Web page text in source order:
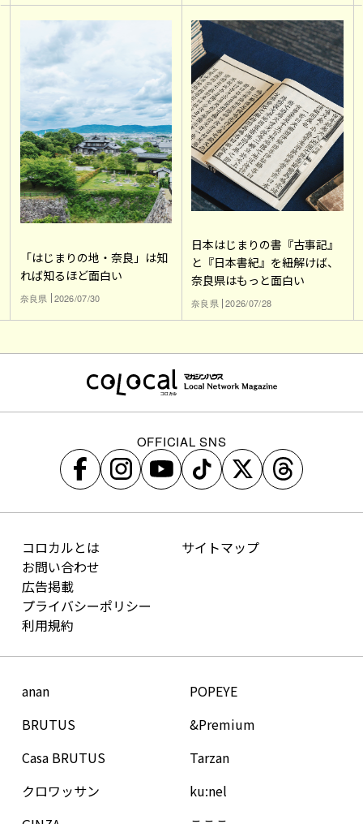
「はじまりの地・奈良」は知
れば知るほど面白い
奈良県 2026/07/30
日本はじまりの書『古事記』
と『日本書紀』を紐解けば、
奈良県はもっと面白い
奈良県 2026/07/28
OFFICIAL SNS
コロカルとは
お問い合わせ
広告掲載
プライバシーポリシー
利用規約
サイトマップ
anan
BRUTUS
Casa BRUTUS
クロワッサン
POPEYE
&Premium
Tarzan
ku:nel